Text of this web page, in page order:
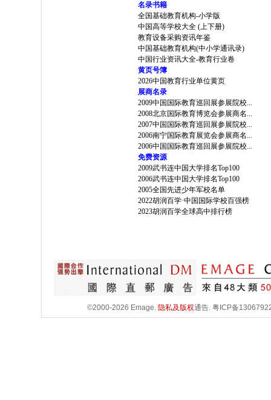
名录书籍
全国基础教育机构-小学版
中国高等学校大全 (上下册)
教育设备采购资讯年鉴
中国基础教育机构(中小学通讯录)
中国行业资讯大全-教育行业卷
黄页号簿
2026中国教育行业单位黄页
展商名录
2009中国国际教育巡回展参展院校...
2008北京国际教育博览会参展商名...
2007中国国际教育巡回展参展院校...
2006南宁国际教育展览会参展商名...
2006中国国际教育巡回展参展院校...
免费资源
2009武书连中国大学排名Top100
2006武书连中国大学排名Top100
2005全国先进少年军校名单
2022胡润百学·中国国际学校百强榜
2023胡润百学全球高中排行榜
©2000-2026 Emage. 隐私及版权通告. 粤ICP备